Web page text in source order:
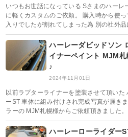
いつもお世話になっている Sさまのハーレ
に軽くカスタムのご依頼。 購入時から使
入りでしたが割れてしまった為 別の社外品
ハーレーダビッドソン
イナーペイント MJM
♪
2024年11月01日
以前ラプターライナーを塗装させて頂い
ーST 車体に組み付けされ完成写真が届き
ラーの MJM札幌様からご依頼頂きました
ハーレーローライダー